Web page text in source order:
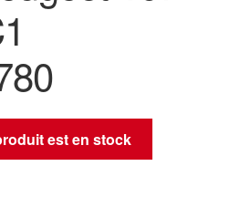
est en stock